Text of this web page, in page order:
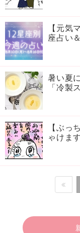
【元
座占い
暑い夏
「冷製
【ぶっ
ゃけま